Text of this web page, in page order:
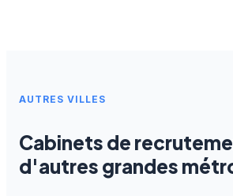
AUTRES VILLES
Cabinets de
d'autres grandes